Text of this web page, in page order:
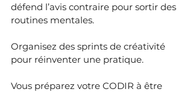
défend l’avis contraire pour sortir des
routines mentales.
Organisez des sprints de créativité
pour réinventer une pratique.
Vous préparez votre CODIR à être